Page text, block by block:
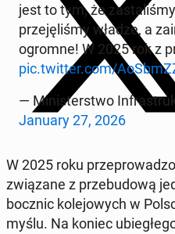
jest to tym, że
prze­ję­li­śmy władze, a
ogromne! W 2025 rok z
pic.twitter.com/
— Mi­ni­ster­stwo
January 27, 2026
W 2025 roku
zwią­za­ne z prze­bu­do­wą
bocznic ko­le­jo­wych w
my­ślu. Na koniec